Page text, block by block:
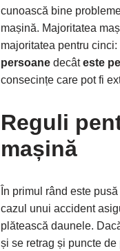
cunoască bine
mașină. Majoritatea
majoritatea pentru
persoane decâteste
consecințe care pot fi
Reguli
mașină
În primul rând este pusă
cazul unui accident
plătească daunele.
și se retrag și puncte